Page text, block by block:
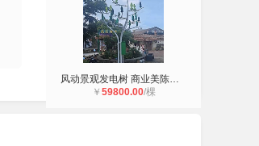
风动景观发电树 商业美陈文旅装饰灯
￥ 59800.00/棵